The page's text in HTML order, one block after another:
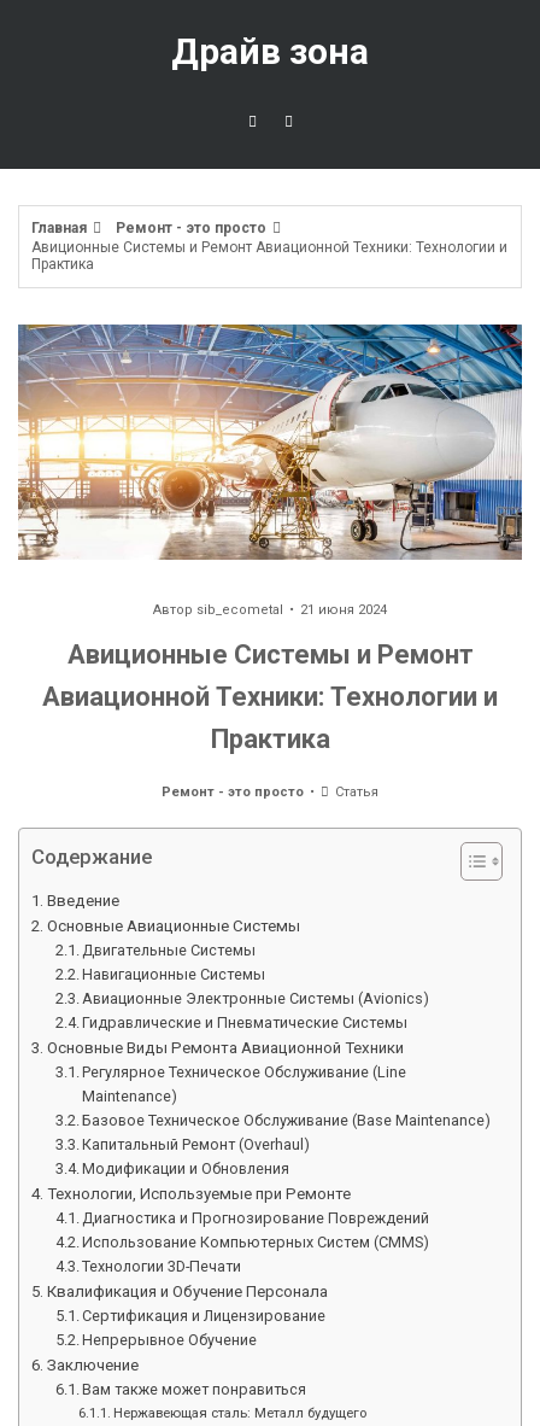
Драйв зона
Главная
Ремонт - это просто
Авиционные Системы и Ремонт Авиационной Техники: Технологии и
Практика
Автор sib_ecometal 21 июня 2024
Авиционные Системы и Ремонт
Авиационной Техники: Технологии и
Практика
Ремонт - это просто Статья
Содержание
Введение
Основные Авиационные Системы
Двигательные Системы
Навигационные Системы
Авиационные Электронные Системы (Avionics)
Гидравлические и Пневматические Системы
Основные Виды Ремонта Авиационной Техники
Регулярное Техническое Обслуживание (Line
Maintenance)
Базовое Техническое Обслуживание (Base Maintenance)
Капитальный Ремонт (Overhaul)
Модификации и Обновления
Технологии, Используемые при Ремонте
Диагностика и Прогнозирование Повреждений
Использование Компьютерных Систем (CMMS)
Технологии 3D-Печати
Квалификация и Обучение Персонала
Сертификация и Лицензирование
Непрерывное Обучение
Заключение
Вам также может понравиться
Нержавеющая сталь: Металл будущего